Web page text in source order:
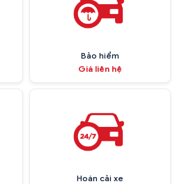
Bảo hiểm
Giá liên hệ
Hoán cải xe